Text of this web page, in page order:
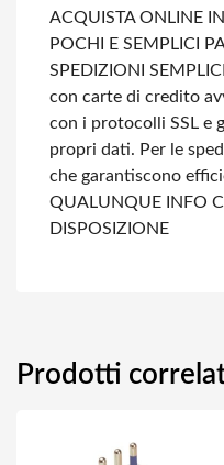
ACQUISTA ONLINE
POCHI E SEMPLICI
SPEDIZIONI
con carte di credito
con i protocolli SSL e
propri dati. Per le
che garantiscono
QUALUNQUE INFO
DISPOSIZIONE
Prodotti